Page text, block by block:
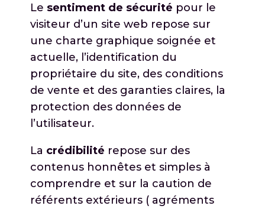
Le sentiment de sécurité pour le
visiteur d’un site web repose sur
une charte graphique soignée et
actuelle, l’identification du
propriétaire du site, des conditions
de vente et des garanties claires, la
protection des données de
l’utilisateur.
La crédibilité repose sur des
contenus honnêtes et simples à
comprendre et sur la caution de
référents extérieurs ( agréments